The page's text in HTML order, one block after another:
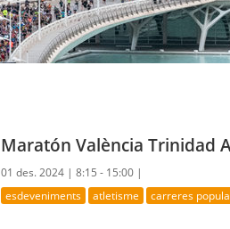
Maratón València Trinidad
01 des. 2024 |8:15 - 15:00 |
esdeveniments atletisme carreres